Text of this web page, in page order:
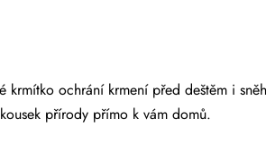
ochrání krmení před deštěm i
přírody přímo k vám domů.